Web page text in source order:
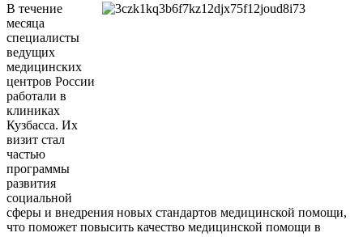
В течение
месяца
специалисты
ведущих
медицинских
центров России
работали в
клиниках
Кузбасса. Их
визит стал
частью
программы
развития
социальной
сферы и внедрения новых стандартов медицинской помощи,
что поможет повысить качество медицинской помощи в